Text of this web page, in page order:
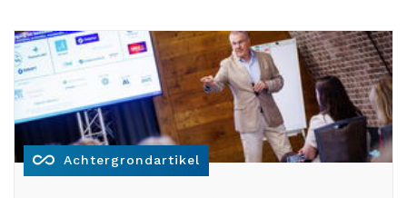
all_inclusive Achtergrondartikel